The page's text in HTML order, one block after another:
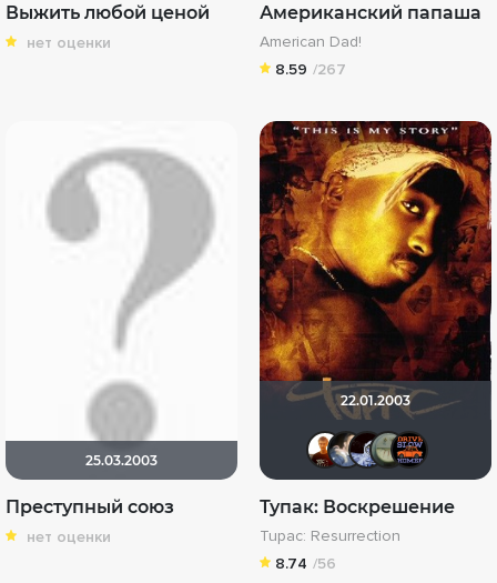
Выжить любой ценой
нет оценки
Американский папаша
American Dad!
8.59 /267
25.03.2003
Преступный союз
нет оценки
22.01.2003
Тупак: Воскрешение
Tupac: Resurrection
8.74 /56